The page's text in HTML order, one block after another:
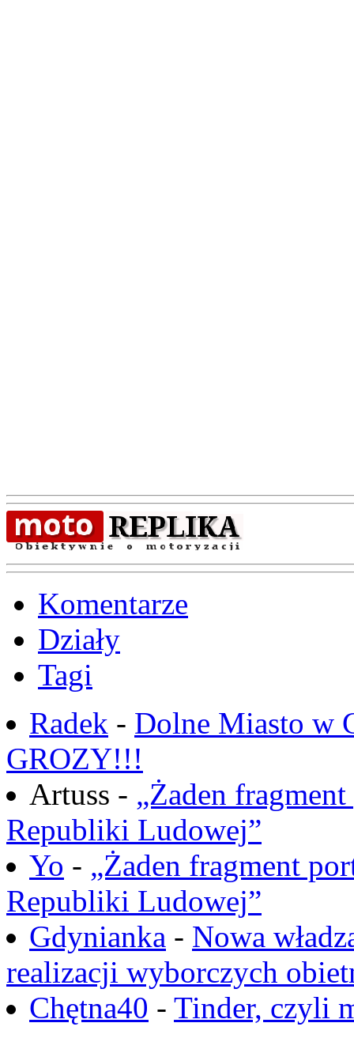
Komentarze
Działy
Tagi
Radek - Dolne Miasto w
GROZY!!!
Artuss - „Żaden
Republiki Ludowej”
Yo - „Żaden fragment
Republiki Ludowej”
Gdynianka - Nowa
realizacji wyborczych
Chętna40 - Tinder, czyli